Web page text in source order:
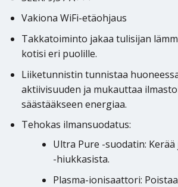
Vakiona WiFi-etäohjaus
Takkatoiminto jakaa tulisijan
kotisi eri puolille.
Liiketunnistin tunnistaa
aktiivisuuden ja mukauttaa
säästääkseen energiaa.
Tehokas ilmansuodatus:
Ultra Pure -suodatin: Kerää
-hiukkasista.
Plasma-ionisaattori: